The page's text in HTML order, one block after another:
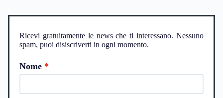
Ricevi gratuitamente le news che ti interessano. Nessuno
spam, puoi disiscriverti in ogni momento.
Nome